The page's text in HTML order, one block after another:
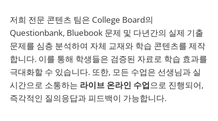
저희 전문 콘텐츠 팀은 College Board의
Questionbank, Bluebook 문제 및 다년간의 실제 기출
문제를 심층 분석하여 자체 교재와 학습 콘텐츠를 제작
합니다. 이를 통해 학생들은 검증된 자료로 학습 효과를
극대화할 수 있습니다. 또한, 모든 수업은 선생님과 실
시간으로 소통하는 라이브 온라인 수업으로 진행되어,
즉각적인 질의응답과 피드백이 가능합니다.